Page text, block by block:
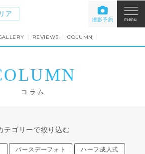
ア
撮影予約 menu
REVIEWS COLUMN
コラム
テゴリーで絞り込む
バースデーフォト
ハーフ成人式